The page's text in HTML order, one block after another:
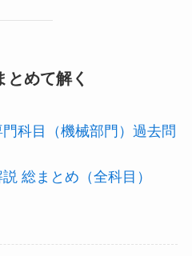
とめて解く
科目（機械部門）過去問
総まとめ（全科目）